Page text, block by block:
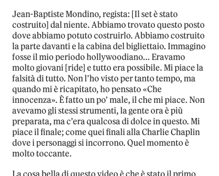
Jean-Baptiste Mondino, regista: [Il set è stato
costruito] dal niente. Abbiamo trovato questo posto
dove abbiamo potuto costruirlo. Abbiamo costruito
la parte davanti e la cabina del bigliettaio. Immagino
fosse il mio periodo hollywoodiano… Eravamo
molto giovani [ride] e tutto era possibile. Mi piace la
falsità di tutto. Non l’ho visto per tanto tempo, ma
quando mi è ricapitato, ho pensato «Che
innocenza». È fatto un po’ male, il che mi piace. Non
avevamo gli stessi strumenti, la gente ora è più
preparata, ma c’era qualcosa di dolce in questo. Mi
piace il finale; come quei finali alla Charlie Chaplin
dove i personaggi si incorrono. Quel momento è
molto toccante.